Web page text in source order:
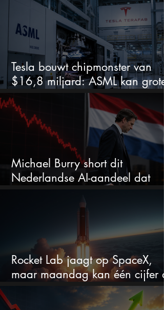
Tesla bouwt chipmonster van
$16,8 miljard: ASML kan grote
winnaar worden
Michael Burry short dit
Nederlandse AI-aandeel dat
Rocket Lab jaagt op SpaceX,
maar maandag kan één cijfer
droom doorprikken?